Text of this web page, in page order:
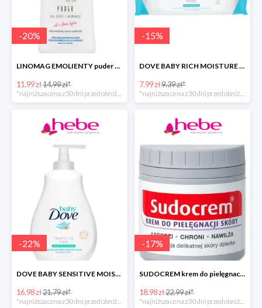
-20%
LINOMAG EMOLIENTY puder dla dzieci i niemowląt od 1. dnia życia -40%
11.99 zł14.99 zł*
*najniższa cena z 30 dni przed obniżką
-15%
DOVE BABY RICH MOISTURE chusteczki pielęgnacyjne -40%
7.99 zł9.39 zł*
*najniższa cena z 30 dni przed obniżką
-22%
DOVE BABY SENSITIVE MOISTURE emulsja do mycia ciała i włosów -40%
16.98 zł21.79 zł*
-17%
SUDOCREM krem do pielęgnacji delikatnej skóry dziecka
18.98 zł22.99 zł*